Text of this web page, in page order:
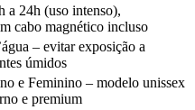
a 24h (uso intenso),
cabo magnético incluso
– evitar exposição a
úmidos
e Feminino – modelo unissex
e premium